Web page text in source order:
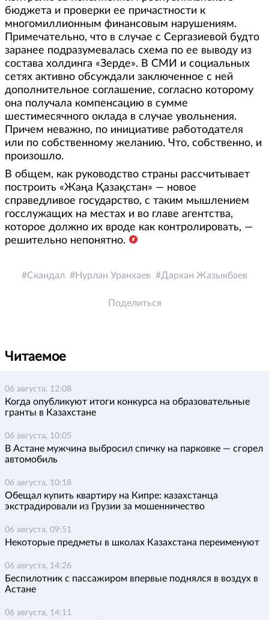
бюджета и проверки ее причастности к
многомиллионным финансовым нарушениям.
Примечательно, что в случае с Сергазиевой будто
заранее подразумевалась схема по ее выводу из
состава холдинга «Зерде». В СМИ и социальных
сетях активно обсуждали заключенное с ней
дополнительное соглашение, согласно которому
она получала компенсацию в сумме
шестимесячного оклада в случае увольнения.
Причем неважно, по инициативе работодателя
или по собственному желанию. Что, собственно, и
произошло.
В общем, как руководство страны рассчитывает
построить «Жаңа Қазақстан» — новое
справедливое государство, с таким мышлением
госслужащих на местах и во главе агентства,
которое должно их вроде как контролировать, —
решительно непонятно.
Скандал Нурлан Уранхаев Дархан Жазыкбаев
Поделиться
Читаемое
06 августа, 12:08
Когда опубликуют итоги конкурса на образовательные
гранты в Казахстане
06 августа, 10:05
В Астане мужчина выбросил спичку на парковке — сгорел
автомобиль
06 августа, 10:18
Обещал купить квартиру на Кипре: казахстанца
экстрадировали из Грузии за мошенничество
06 августа, 09:51
Некоторые предметы в школах Казахстана переименуют
06 августа, 14:26
Беспилотник с пассажиром впервые поднялся в воздух в
Астане
06 августа, 14:11